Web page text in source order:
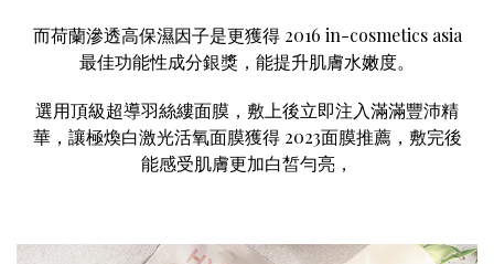
而荷蘭滲透高保濕因子是更獲得 2016 in-cosmetics asia
最佳功能性成分銀獎，能提升肌膚水嫩度。
選用頂級超導羽絲縷面膜，敷上後立即注入滿滿豐沛精
華，讓極煥白激光活氧面膜獲得 2023面膜推薦，敷完後
能感受肌膚更加白皙勻亮，